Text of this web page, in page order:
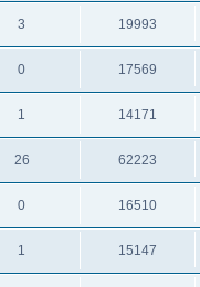
3 19993
0 17569
1 14171
26 62223
0 16510
1 15147